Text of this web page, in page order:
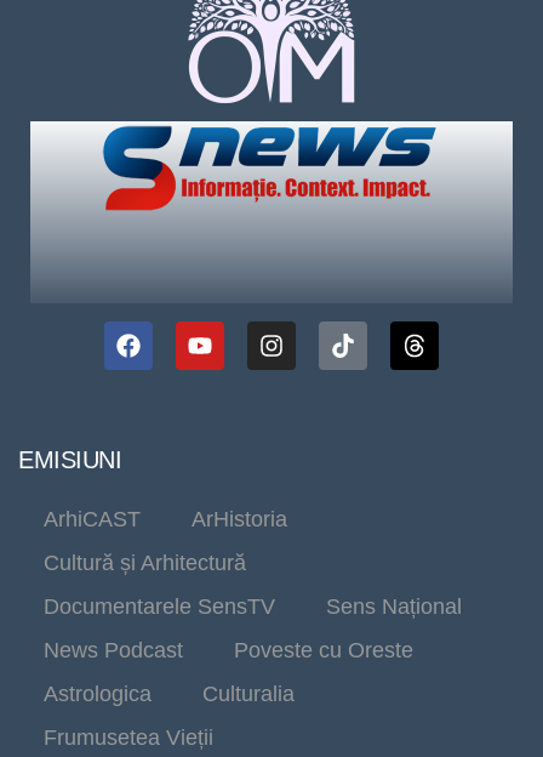
EMISIUNI
ArhiCAST
ArHistoria
Cultură și Arhitectură
Documentarele SensTV
Sens Național
News Podcast
Poveste cu Oreste
Astrologica
Culturalia
Frumusetea Vieții